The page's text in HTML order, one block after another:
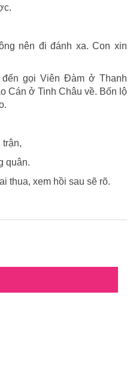
nên đi đánh xa. Con xin
gọi Viên Đàm ở Thanh
Cán ở Tinh Châu về. Bốn lộ
quân.
thua, xem hồi sau sẽ rõ.